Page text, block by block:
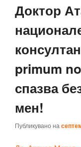
Доктор
primum
спазва
мен!
Публикувано на